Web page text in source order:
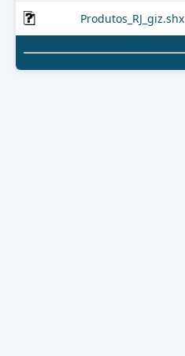
Produtos_RJ_giz.shx